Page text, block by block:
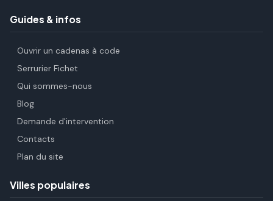
Guides & infos
Ouvrir un cadenas à code
Serrurier Fichet
Qui sommes-nous
Blog
Demande d'intervention
Contacts
Plan du site
Villes populaires